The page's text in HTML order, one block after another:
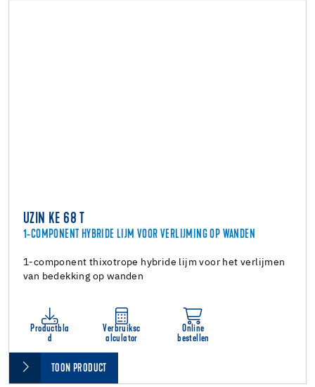
UZIN KE 68 T
1-COMPONENT HYBRIDE LIJM VOOR VERLIJMING OP WANDEN
1-component thixotrope hybride lijm voor het verlijmen
van bedekking op wanden
Productbla
d
Verbruiksc
alculator
Online
bestellen
TOON PRODUCT